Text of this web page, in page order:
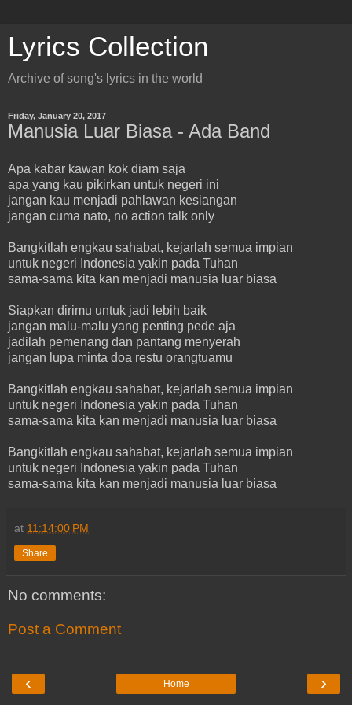
Lyrics Collection
Archive of song's lyrics in the world
Friday, January 20, 2017
Manusia Luar Biasa - Ada Band
Apa kabar kawan kok diam saja
apa yang kau pikirkan untuk negeri ini
jangan kau menjadi pahlawan kesiangan
jangan cuma nato, no action talk only
Bangkitlah engkau sahabat, kejarlah semua impian
untuk negeri Indonesia yakin pada Tuhan
sama-sama kita kan menjadi manusia luar biasa
Siapkan dirimu untuk jadi lebih baik
jangan malu-malu yang penting pede aja
jadilah pemenang dan pantang menyerah
jangan lupa minta doa restu orangtuamu
Bangkitlah engkau sahabat, kejarlah semua impian
untuk negeri Indonesia yakin pada Tuhan
sama-sama kita kan menjadi manusia luar biasa
Bangkitlah engkau sahabat, kejarlah semua impian
untuk negeri Indonesia yakin pada Tuhan
sama-sama kita kan menjadi manusia luar biasa
at 11:14:00 PM
Share
No comments:
Post a Comment
‹ ›
Home